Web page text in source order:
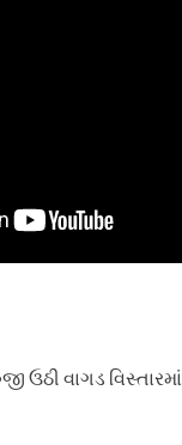
ઉઠી વાગડ